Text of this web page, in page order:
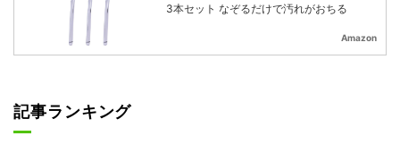
3本セット なぞるだけで汚れがおちる
Amazon
記事ランキング